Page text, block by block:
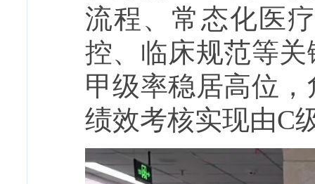
流程、常态化医
控、临床规范等
甲级率稳居高位
绩效考核实现由C